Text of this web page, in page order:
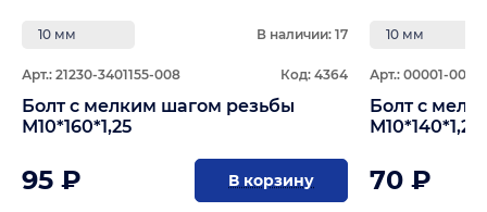
10 мм В наличии: 17
Арт.: 21230-3401155-008 Код: 4364
Болт с мелким шагом резьбы
М10*160*1,25
95 ₽ В корзину
10 мм
Арт.: 00001-
Болт с
М10*140*1,25
70 ₽